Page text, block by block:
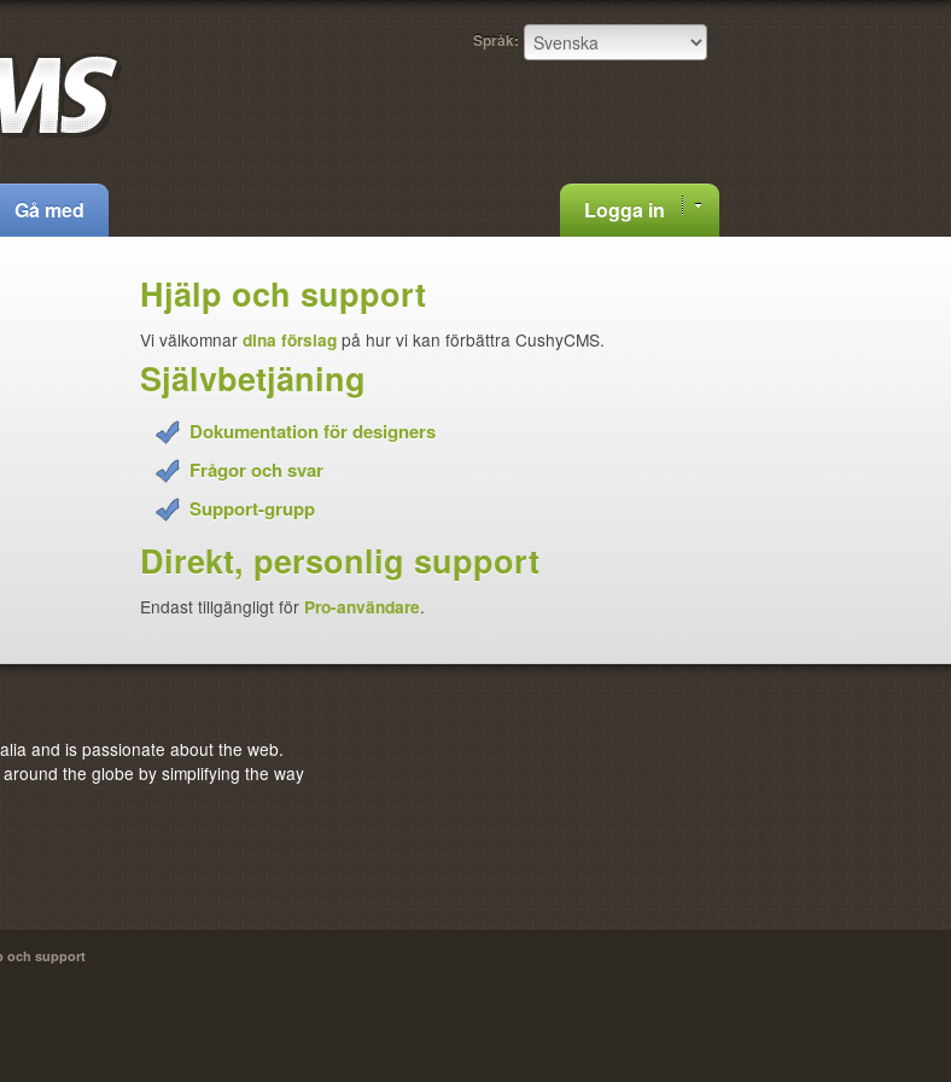
Språk:
Gå med Logga in
Hjälp och support
Vi välkomnar dina förslag på hur vi kan förbättra CushyCMS.
Självbetjäning
Dokumentation för designers
Frågor och svar
Support-grupp
Direkt, personlig support
Endast tillgängligt för Pro-användare.
and is passionate about the web.
the globe by simplifying the way
och support